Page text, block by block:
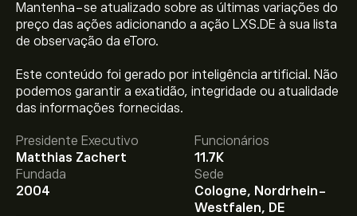
Mantenha-se atualizado sobre as últimas variações do
preço das ações adicionando a ação LXS.DE à sua lista
de observação da eToro.
Este conteúdo foi gerado por inteligência artificial. Não
podemos garantir a exatidão, integridade ou atualidade
das informações fornecidas.
Presidente Executivo
Matthias Zachert
Funcionários
11.7K
Fundada
2004
Sede
Cologne, Nordrhein-
Westfalen, DE
O preço atual da LXS.DE é 16.250‎€‎.
O preço médio alvo para LANXESS é 16.250‎€‎.
na eToro para previsões detalhadas de analistas e
metas de preço.